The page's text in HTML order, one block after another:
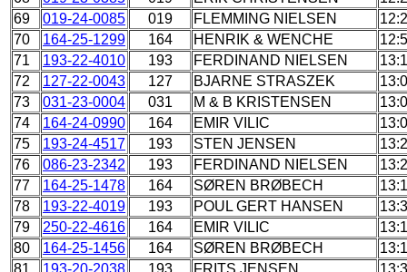
69
019-24-0085 019 FLEMMING NIELSEN
70
164-25-1299 164 HENRIK & WENCHE
71
193-22-4010 193 FERDINAND NIELSEN
72
127-22-0043 127 BJARNE STRASZEK
73
031-23-0004 031 M & B KRISTENSEN
74
164-24-0990 164 EMIR VILIC
75
193-24-4517 193 STEN JENSEN
76
086-23-2342 193 FERDINAND NIELSEN
77
164-25-1478 164 SØREN BRØBECH
78
193-22-4019 193 POUL GERT HANSEN
79
250-22-4616 164 EMIR VILIC
80
164-25-1456 164 SØREN BRØBECH
81
193-20-2038 193 FRITS JENSEN